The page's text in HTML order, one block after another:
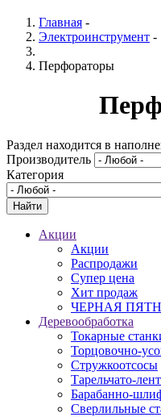
Главная -
Электроинструмент -
Перфораторы
Раздел находится в
Производитель
Категория
Акции
Акции
Распродажи
Супер цена
Хит продаж
ЧЕРНАЯ
Деревообработка
Токарные
Торцовочно-
Стружкоотсосы
Тарельчато-
Барабанно-
Сверлильные